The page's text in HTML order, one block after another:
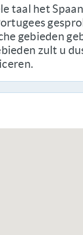
taal het
gebieden
zult u